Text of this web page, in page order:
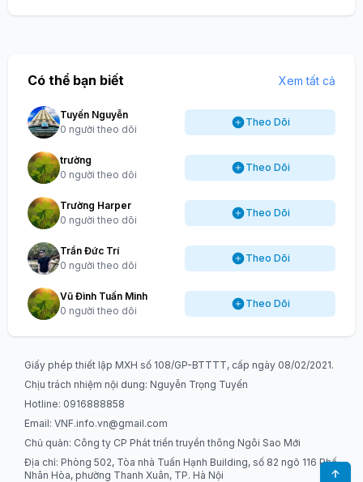
Có thể bạn biết Xem tất cả
Tuyến Nguyễn
0 người theo dõi
Theo Dõi
trường
0 người theo dõi
Theo Dõi
Trường Harper
0 người theo dõi
Theo Dõi
Trần Đức Trí
0 người theo dõi
Theo Dõi
Vũ Đình Tuấn Minh
0 người theo dõi
Theo Dõi
Giấy phép thiết lập MXH số 108/GP-BTTTT, cấp ngày 08/02/2021.
Chịu trách nhiệm nội dung: Nguyễn Trọng Tuyến
Hotline: 0916888858
Email: VNF.info.vn@gmail.com
Chủ quản: Công ty CP Phát triển truyền thông Ngôi Sao Mới
Địa chỉ: Phòng 502, Tòa nhà Tuấn Hạnh Building, số 82 ngõ 116 Phố
Nhân Hòa, phường Thanh Xuân, TP. Hà Nội